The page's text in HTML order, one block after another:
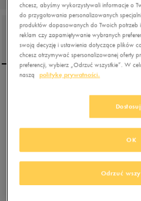
ADIDAS TERREX AX2R K
5.0(2)
chcesz, abyśmy wykorzystywali informacje o
do przygotowania personalizowanych
produktów dopasowanych do Twoich potrzeb
reklam czy zapamiętywanie wybranych
swoją decyzję i ustawienia dotyczące plików
chcesz otrzymywać spersonalizowanej oferty
preferencji, wybierz „Odrzuć wszystkie”. W
naszą
politykę prywatności.
Dostosuj
Odrzuć
OK